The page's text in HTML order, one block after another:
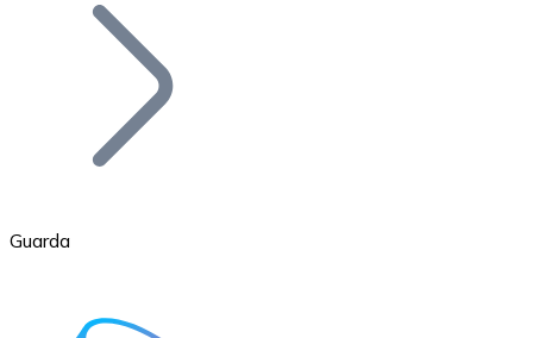
Bitcoin
Guarda